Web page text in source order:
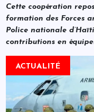
Cette coopération
formation des Forces
Police nationale
contributions en
ACTUALITÉ